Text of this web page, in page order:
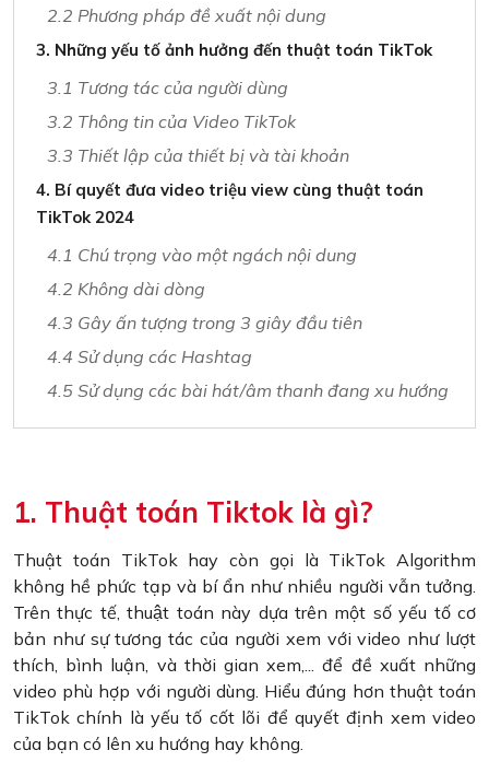
2.2 Phương pháp đề xuất nội dung
3. Những yếu tố ảnh hưởng đến thuật toán TikTok
3.1 Tương tác của người dùng
3.2 Thông tin của Video TikTok
3.3 Thiết lập của thiết bị và tài khoản
4. Bí quyết đưa video triệu view cùng thuật toán
TikTok 2024
4.1 Chú trọng vào một ngách nội dung
4.2 Không dài dòng
4.3 Gây ấn tượng trong 3 giây đầu tiên
4.4 Sử dụng các Hashtag
4.5 Sử dụng các bài hát/âm thanh đang xu hướng
1. Thuật toán Tiktok là gì?
Thuật toán TikTok hay còn gọi là TikTok Algorithm
không hề phức tạp và bí ẩn như nhiều người vẫn tưởng.
Trên thực tế, thuật toán này dựa trên một số yếu tố cơ
bản như sự tương tác của người xem với video như lượt
thích, bình luận, và thời gian xem,... để đề xuất những
video phù hợp với người dùng. Hiểu đúng hơn thuật toán
TikTok chính là yếu tố cốt lõi để quyết định xem video
của bạn có lên xu hướng hay không.